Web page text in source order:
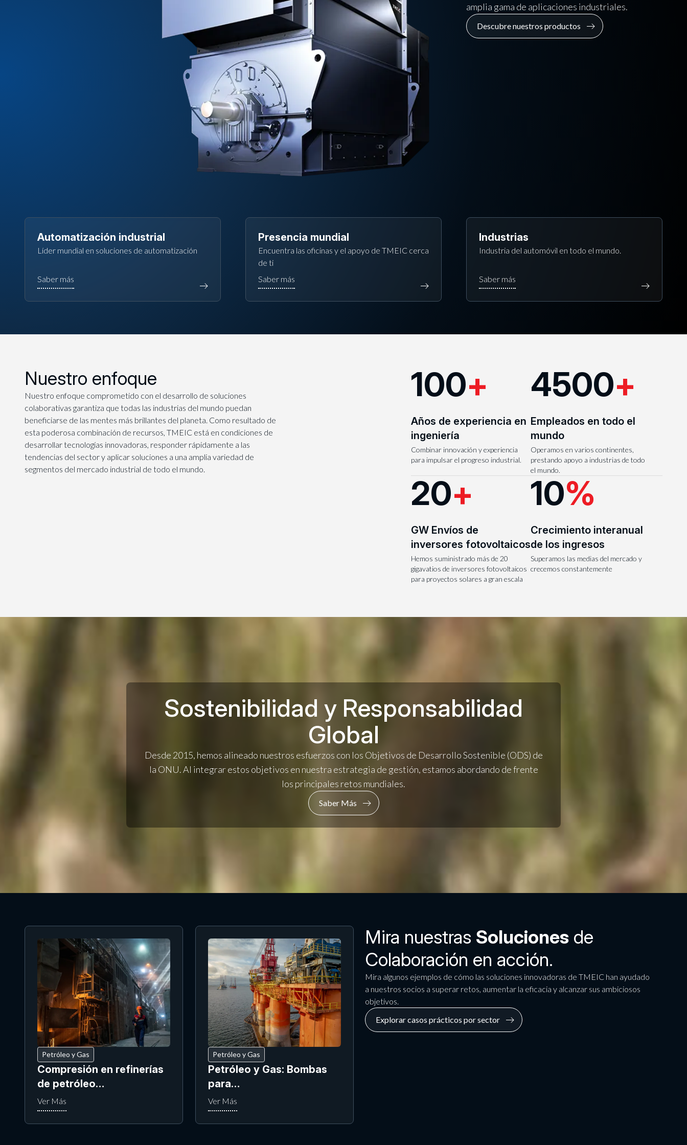
amplia gama de aplicaciones industriales.
Descubre nuestros productos
Automatización industrial
Líder mundial en soluciones de automatización
Presencia mundial
Encuentra las oficinas y el apoyo de TMEIC cerca
de ti
Industrias
Industria del automóvil en todo el mundo.
Nuestro enfoque
Nuestro enfoque comprometido con el desarrollo de soluciones
colaborativas garantiza que todas las industrias del mundo puedan
beneficiarse de las mentes más brillantes del planeta. Como resultado de
esta poderosa combinación de recursos, TMEIC está en condiciones de
desarrollar tecnologías innovadoras, responder rápidamente a las
tendencias del sector y aplicar soluciones a una amplia variedad de
segmentos del mercado industrial de todo el mundo.
100+
Años de experiencia en
ingeniería
Combinar innovación y experiencia
para impulsar el progreso industrial.
4500+
Empleados en todo el
mundo
Operamos en varios continentes,
prestando apoyo a industrias de todo
el mundo.
20+
GW Envíos de
inversores fotovoltaicos
Hemos suministrado más de 20
gigavatios de inversores fotovoltaicos
para proyectos solares a gran escala
10%
Crecimiento interanual
de los ingresos
Superamos las medias del mercado y
crecemos constantemente
Sostenibilidad y Responsabilidad
Global
Desde 2015, hemos alineado nuestros esfuerzos con los Objetivos de Desarrollo Sostenible (ODS) de
la ONU. Al integrar estos objetivos en nuestra estrategia de gestión, estamos abordando de frente
los principales retos mundiales.
Saber Más
Mira nuestras Soluciones de
Colaboración en acción.
Mira algunos ejemplos de cómo las soluciones innovadoras de TMEIC han ayudado
a nuestros socios a superar retos, aumentar la eficacia y alcanzar sus ambiciosos
objetivos.
Explorar casos prácticos por sector
Petróleo y Gas
Compresión en refinerías
de petróleo…
Petróleo y Gas
Petróleo y Gas: Bombas
para…